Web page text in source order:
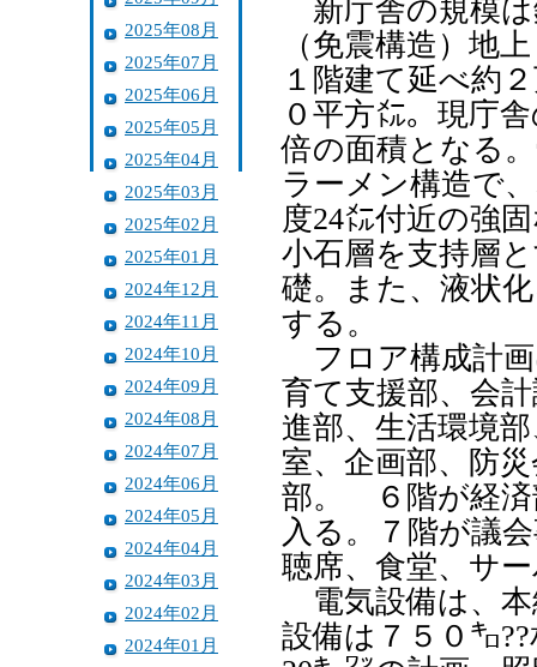
2025年08月
2025年07月
2025年06月
2025年05月
2025年04月
2025年03月
2025年02月
2025年01月
2024年12月
2024年11月
2024年10月
2024年09月
2024年08月
2024年07月
2024年06月
2024年05月
2024年04月
2024年03月
2024年02月
2024年01月
新庁舎の規模は
（免震構造）地
１階建て延べ約
０平方㍍。現庁
倍の面積となる
ラーメン構造で
度24㍍付近の強
小石層を支持層
礎。また、液状
する。
フロア構成計画
育て支援部、会
進部、生活環境
室、企画部、防
部。 ６階が経済
入る。７階が議
聴席、食堂、サ
電気設備は、本
設備は７５０㌔